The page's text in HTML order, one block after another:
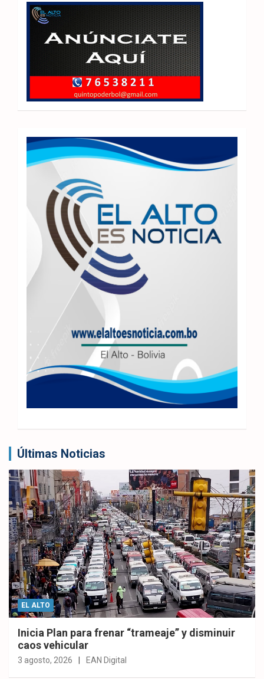
Últimas Noticias
EL ALTO
Inicia Plan para frenar “trameaje” y disminuir
caos vehicular
3 agosto, 2026 EAN Digital